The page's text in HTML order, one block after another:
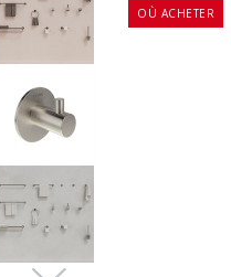
OÙ ACHETER